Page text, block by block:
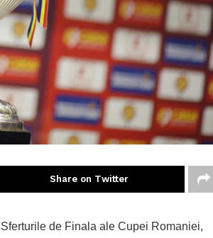
Share on Twitter
de Finala ale Cupei Romaniei,